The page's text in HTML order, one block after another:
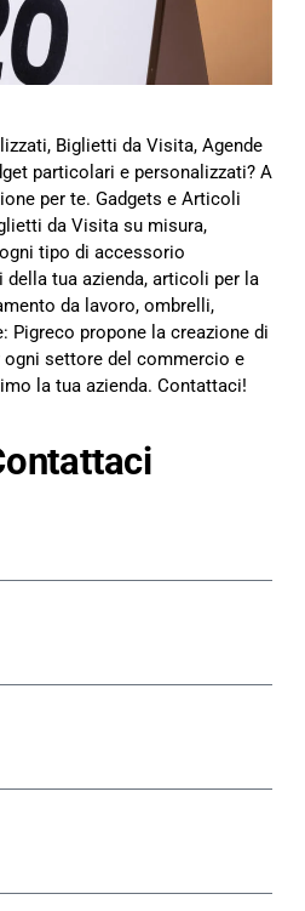
Biglietti da Visita, Agende
particolari e personalizzati? A
per te. Gadgets e Articoli
da Visita su misura,
tipo di accessorio
tua azienda, articoli per la
da lavoro, ombrelli,
Pigreco propone la creazione di
settore del commercio e
la tua azienda. Contattaci!